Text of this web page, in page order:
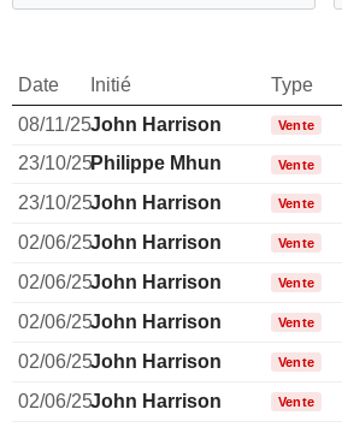
Date Initié Type
08/11/25John Harrison Vente
23/10/25Philippe Mhun Vente
23/10/25John Harrison Vente
02/06/25John Harrison Vente
02/06/25John Harrison Vente
02/06/25John Harrison Vente
02/06/25John Harrison Vente
02/06/25John Harrison Vente